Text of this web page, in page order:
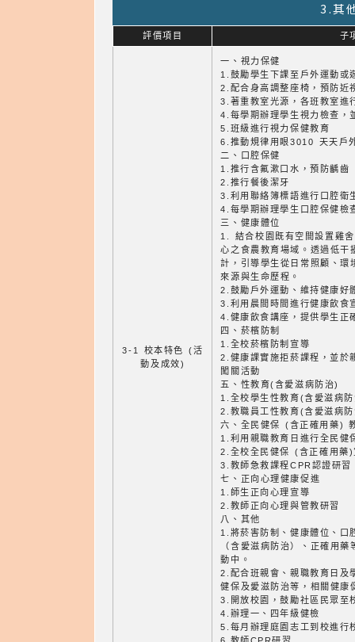
3.其
評價項目 子
3-1 校本特色 (活
動及成效)
一、視力保健
1.鼓勵學生下課至戶外運動或
2.配合身高調整座椅，預防近
3.著重教室光源，各班教室進
4.每學期辦理學生視力檢查，
5.班級進行視力保健教育
6.推動規律用眼3010 天天戶
二、口腔保健
1.推行含氟漱口水，預防齲齒
2.推行餐後潔牙
3.利用聯絡簿標語進行口腔衛
4.每學期辦理學生口腔保健檢
三、健康體位
1. 結合校園既有空間設置雞
心之食農教育場域。透過低干
計，引導學生從日常照顧、環
來源與生命歷程。
2.鼓勵戶外運動、維持健康好
3.利用晨間時間進行健康飲食
4.健康飲食講座，提供學生正
四、菸檳防制
1.全校菸檳防制宣導
2.健康課實施拒菸課程，並於
闖關活動
五、性教育(含愛滋病防治)
1.全校學生性教育(含愛滋病
2.教職員工性教育(含愛滋病
六、全民健保 (含正確用藥)
1.利用親職教育日進行全民健
2.全校全民健保 (含正確用藥)
3.教師急救課程CPR認證研習
七、正向心理健康促進
1.師生正向心理宣導
2.教師正向心理與管教研習
八、其他
1.將菸害防制、健康體位、口
（含愛滋病防治）、正確用
動中。
2.配合班親會、親職教育日及
健保及愛滋防治等，相關健康
3.開放校園，鼓勵社區民眾至
4.辦理一、四年級健檢
5.每月辦理庭園志工到校進行